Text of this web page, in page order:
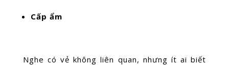
Cấp ẩm
Nghe có vẻ không liên quan, nhưng ít ai biết